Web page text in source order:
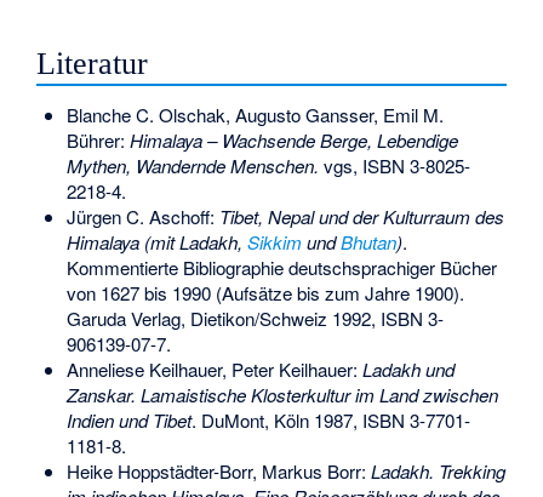
Literatur
Blanche C. Olschak, Augusto Gansser, Emil M.
Bührer: Himalaya – Wachsende Berge, Lebendige
Mythen, Wandernde Menschen. vgs, ISBN 3-8025-
2218-4.
Jürgen C. Aschoff: Tibet, Nepal und der Kulturraum des
Himalaya (mit Ladakh, Sikkim undBhutan).
Kommentierte Bibliographie deutschsprachiger Bücher
von 1627 bis 1990 (Aufsätze bis zum Jahre 1900).
Garuda Verlag, Dietikon/Schweiz 1992, ISBN 3-
906139-07-7.
Anneliese Keilhauer, Peter Keilhauer: Ladakh und
Zanskar. Lamaistische Klosterkultur im Land zwischen
Indien und Tibet. DuMont, Köln 1987, ISBN 3-7701-
1181-8.
Heike Hoppstädter-Borr, Markus Borr: Ladakh. Trekking